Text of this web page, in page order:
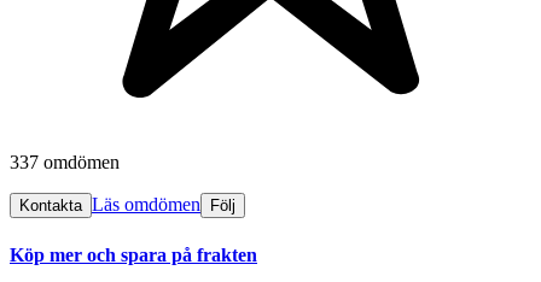
337 omdömen
Kontakta Läs omdömen Följ
Köp mer och spara på frakten